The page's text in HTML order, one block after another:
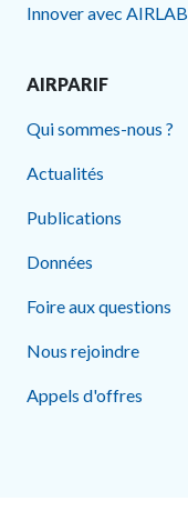
Innover avec AIRLAB
AIRPARIF
Qui sommes-nous ?
Actualités
Publications
Données
Foire aux questions
Nous rejoindre
Appels d'offres